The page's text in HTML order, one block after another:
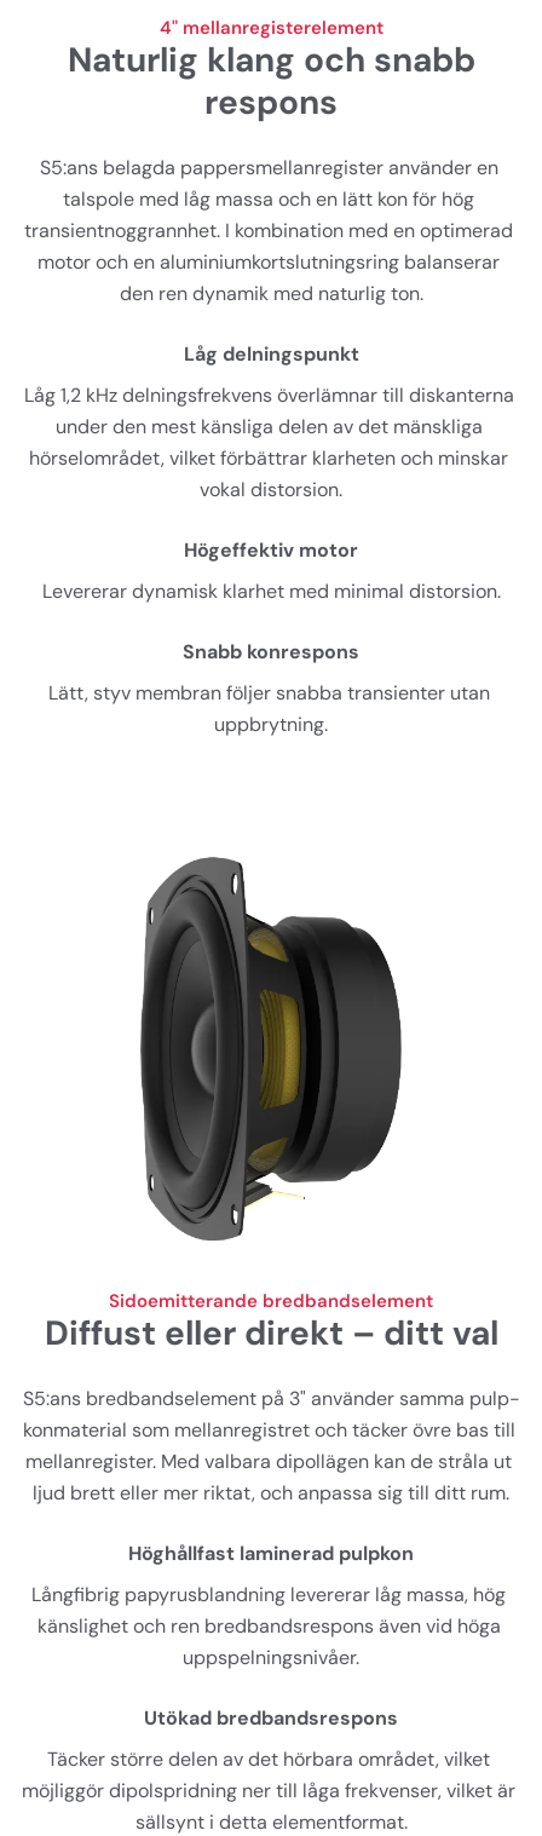
4" mellanregisterelement
Naturlig klang och snabb
respons
S5:ans belagda pappersmellanregister använder en
talspole med låg massa och en lätt kon för hög
transientnoggrannhet. I kombination med en optimerad
motor och en aluminiumkortslutningsring balanserar
den ren dynamik med naturlig ton.
Låg delningspunkt
Låg 1,2 kHz delningsfrekvens överlämnar till diskanterna
under den mest känsliga delen av det mänskliga
hörselområdet, vilket förbättrar klarheten och minskar
vokal distorsion.
Högeffektiv motor
Levererar dynamisk klarhet med minimal distorsion.
Snabb konrespons
Lätt, styv membran följer snabba transienter utan
uppbrytning.
Sidoemitterande bredbandselement
Diffust eller direkt – ditt val
S5:ans bredbandselement på 3" använder samma pulp-
konmaterial som mellanregistret och täcker övre bas till
mellanregister. Med valbara dipollägen kan de stråla ut
ljud brett eller mer riktat, och anpassa sig till ditt rum.
Höghållfast laminerad pulpkon
Långfibrig papyrusblandning levererar låg massa, hög
känslighet och ren bredbandsrespons även vid höga
uppspelningsnivåer.
Utökad bredbandsrespons
Täcker större delen av det hörbara området, vilket
möjliggör dipolspridning ner till låga frekvenser, vilket är
sällsynt i detta elementformat.